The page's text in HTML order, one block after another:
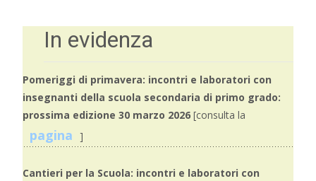
In evidenza
Pomeriggi di primavera: incontri e laboratori con
insegnanti della scuola secondaria di primo grado:
prossima edizione 30 marzo 2026 [consulta la
pagina ]
Cantieri per la Scuola: incontri e laboratori con